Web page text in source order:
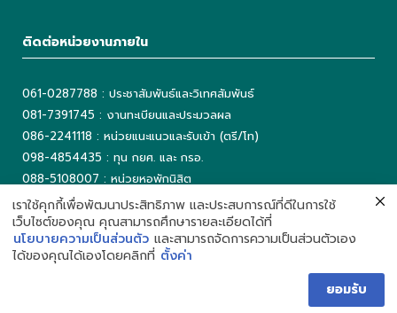
ติดต่อหน่วยงานภายใน
061-0287788 : ประชาสัมพันธ์และวิเทศสัมพันธ์
081-7391745 : งานทะเบียนและประมวลผล
086-2241118 : หน่วยแนะแนวและรับเข้า (ตรี/โท)
098-4854435 : ทุน กยศ. และ กรอ.
088-5108007 : หน่วยหอพักนิสิต
042-725042 ต่อ 5503 : งานเทคโนโลยีสารสนเทศ
042-725093 : ห้องสมุด
เราใช้คุกกี้เพื่อพัฒนาประสิทธิภาพ และประสบการณ์ที่ดีในการใช้
เว็บไซต์ของคุณ คุณสามารถศึกษารายละเอียดได้ที่
นโยบายความเป็นส่วนตัว และสามารถจัดการความเป็นส่วนตัวเอง
ได้ของคุณได้เองโดยคลิกที่ ตั้งค่า
ยอมรับ